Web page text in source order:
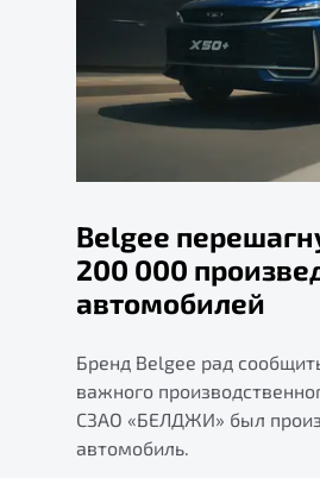
Belgee
200 000
автомобилей
Бренд Belgee рад
важного
СЗАО «БЕЛДЖИ» был
автомобиль.